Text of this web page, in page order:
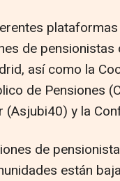
de pensionistas
así como la
de Pensiones
(Asjubi40) y la
de
están